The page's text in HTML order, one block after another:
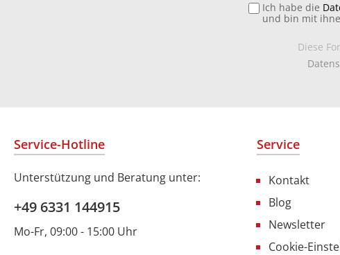
Ich habe die
und bin mit
Diese
Service-Hotline
Unterstützung und Beratung unter:
+49 6331 144915
Mo-Fr, 09:00 - 15:00 Uhr
Service
Kontakt
Blog
Newsletter
Cookie-